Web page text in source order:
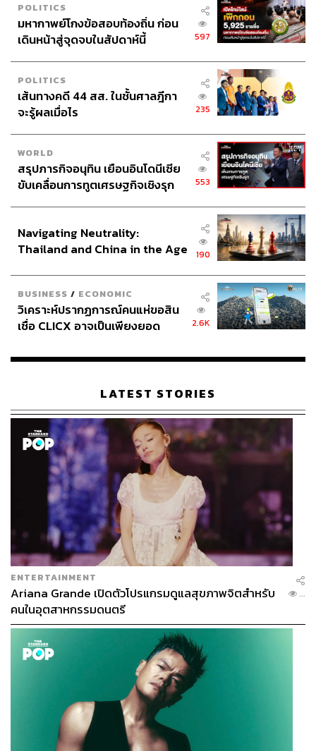
POLITICS
มหากาพย์โกงข้อสอบท้องถิ่น ก่อน
เดินหน้าสู่จุดจบในสัปดาห์นี้
597
POLITICS
เส้นทางคดี 44 สส. ในชั้นศาลฎีกา
จะรู้ผลเมื่อไร
235
WORLD
สรุปภารกิจอนุทิน เยือนอินโดนีเซีย
ขับเคลื่อนการทูตเศรษฐกิจเชิงรุก
553
Navigating Neutrality:
Thailand and China in the Age
190
BUSINESS / ECONOMIC
วิเคราะห์ปรากฏการณ์คนแห่ขอสิน
เชื่อ CLICX อาจเป็นเพียงยอด
เรือนไทยที่ถูกซุกไว้
2.6K
LATEST STORIES
ENTERTAINMENT
Ariana Grande เปิดตัวโปรแกรมดูแลสุขภาพจิตสำหรับ
คนในอุตสาหกรรมดนตรี
...